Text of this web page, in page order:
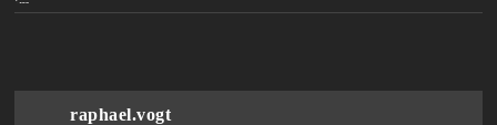
raphael.vogt